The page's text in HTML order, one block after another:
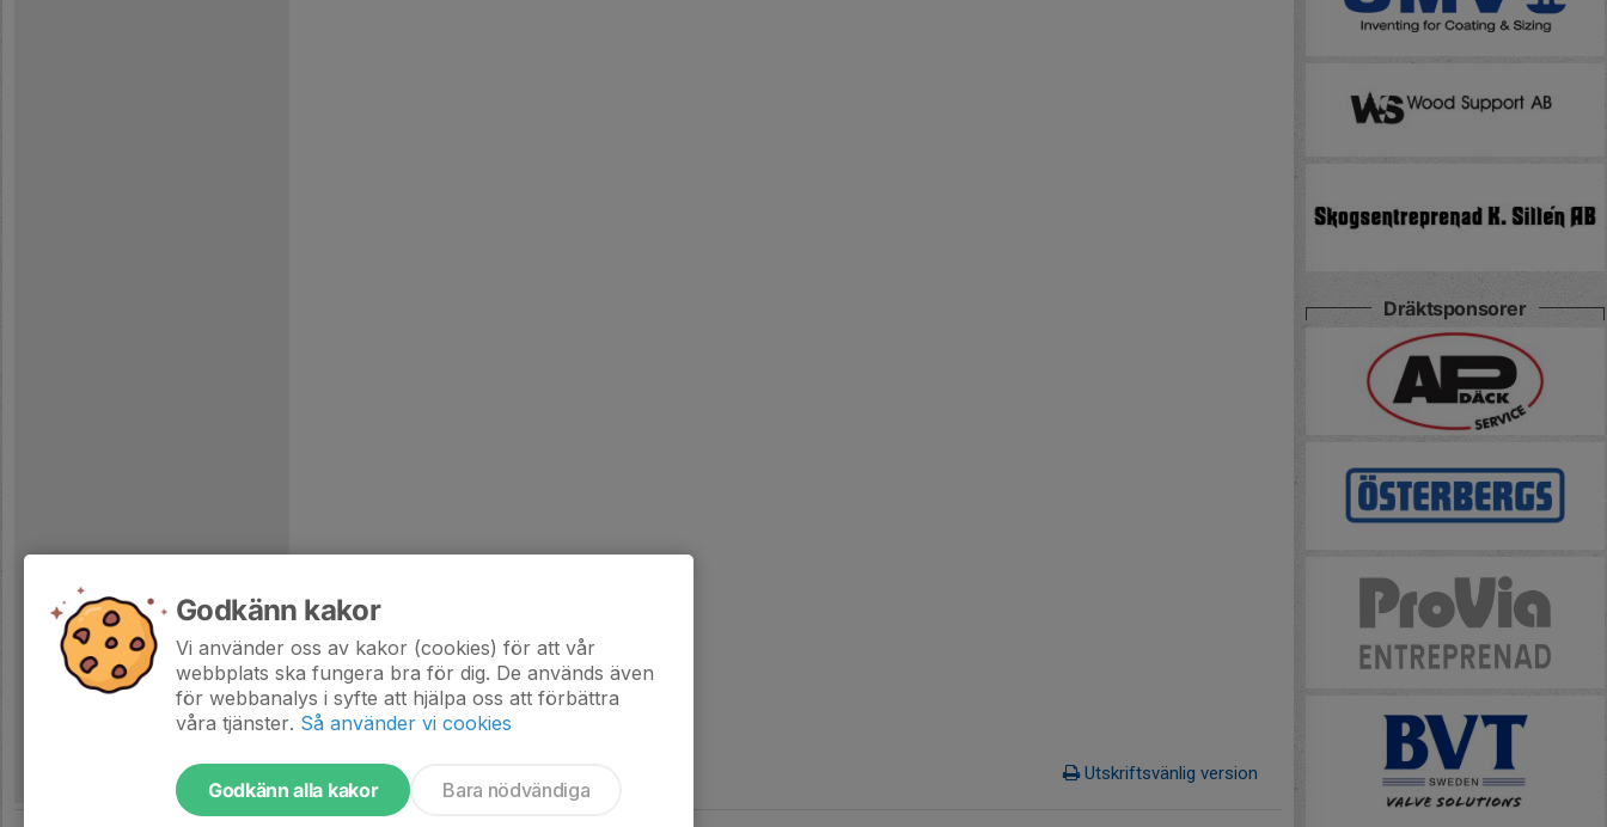
Utskriftsvänlig version
Dräktsponsorer
Godkänn kakor
Vi använder oss av kakor (cookies) för att vår
webbplats ska fungera bra för dig. De används även
för webbanalys i syfte att hjälpa oss att förbättra
våra tjänster. Så använder vi cookies
Godkänn alla kakor Bara nödvändiga